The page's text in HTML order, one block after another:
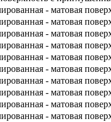
- матовая
- матовая
- матовая
- матовая
- матовая
- матовая
- матовая
- матовая
- матовая
- матовая